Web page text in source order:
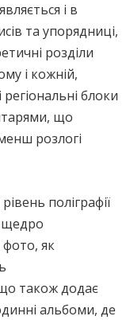
і в
та упорядниці,
розділи
і кожній,
регіональні блоки
що
розлогі
поліграфії
щедро
фото, як
також додає
альбоми, де